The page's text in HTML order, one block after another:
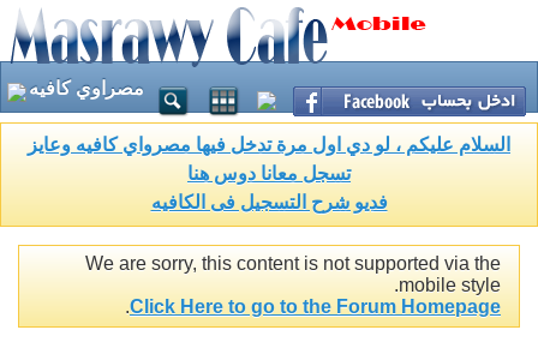
مصراوي كافيه
السلام عليكم ، لو دي اول مرة تدخل فيها مصرواي كافيه وعايز
تسجل معانا دوس هنا
فديو شرح التسجيل فى الكافيه
We are sorry, this content is not supported via the
mobile style.
Click Here to go to the Forum Homepage
.